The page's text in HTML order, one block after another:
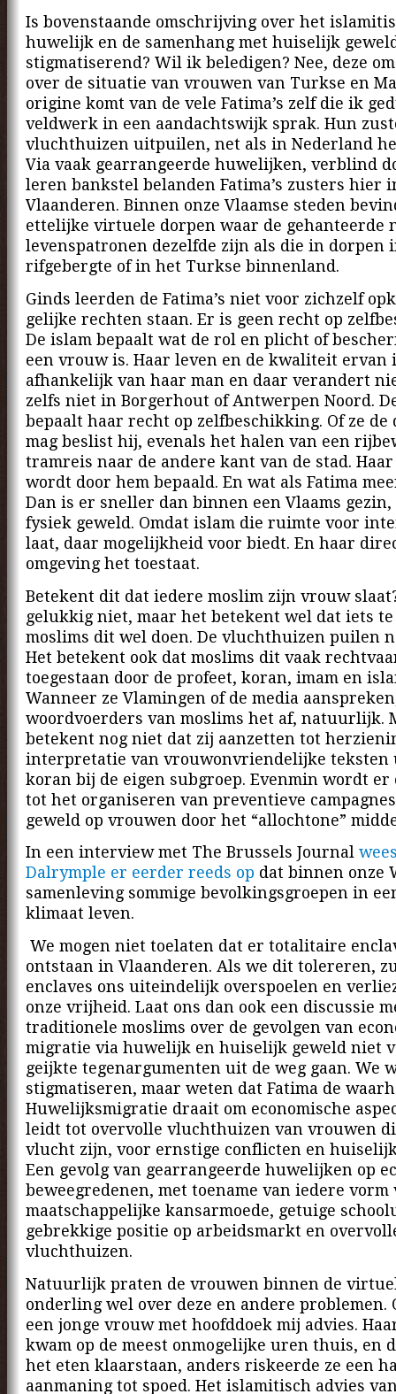
Is bovenstaande omschrijving over het
huwelijk en de samenhang met huiselijk
stigmatiserend? Wil ik beledigen? Nee, deze
over de situatie van vrouwen van Turkse en
origine komt van de vele Fatima’s zelf die ik
veldwerk in een aandachtswijk sprak. Hun
vluchthuizen uitpuilen, net als in Nederland
Via vaak gearrangeerde huwelijken, verblind
leren bankstel belanden Fatima’s zusters hier
Vlaanderen. Binnen onze Vlaamse steden
ettelijke virtuele dorpen waar de gehanteerde
levenspatronen dezelfde zijn als die in dorpen
rifgebergte of in het Turkse binnenland.
Ginds leerden de Fatima’s niet voor zichzelf
gelijke rechten staan. Er is geen recht op
De islam bepaalt wat de rol en plicht of
een vrouw is. Haar leven en de kwaliteit ervan
afhankelijk van haar man en daar verandert
zelfs niet in Borgerhout of Antwerpen Noord.
bepaalt haar recht op zelfbeschikking. Of ze
mag beslist hij, evenals het halen van een
tramreis naar de andere kant van de stad.
wordt door hem bepaald. En wat als Fatima
Dan is er sneller dan binnen een Vlaams gezin,
fysiek geweld. Omdat islam die ruimte voor
laat, daar mogelijkheid voor biedt. En haar
omgeving het toestaat.
Betekent dit dat iedere moslim zijn vrouw
gelukkig niet, maar het betekent wel dat iets te
moslims dit wel doen. De vluchthuizen puilen
Het betekent ook dat moslims dit vaak
toegestaan door de profeet, koran, imam en
Wanneer ze Vlamingen of de media
woordvoerders van moslims het af, natuurlijk.
betekent nog niet dat zij aanzetten tot
interpretatie van vrouwonvriendelijke teksten
koran bij de eigen subgroep. Evenmin wordt er
tot het organiseren van preventieve
geweld op vrouwen door het “allochtone”
In een interview met The Brussels Journal
Dalrymple er eerder reeds op dat binnen onze
samenleving sommige bevolkingsgroepen in
klimaat leven.
We mogen niet toelaten dat er totalitaire
ontstaan in Vlaanderen. Als we dit tolereren,
enclaves ons uiteindelijk overspoelen en
onze vrijheid. Laat ons dan ook een discussie
traditionele moslims over de gevolgen van
migratie via huwelijk en huiselijk geweld niet
geijkte tegenargumenten uit de weg gaan. We
stigmatiseren, maar weten dat Fatima de
Huwelijksmigratie draait om economische
leidt tot overvolle vluchthuizen van vrouwen
vlucht zijn, voor ernstige conflicten en
Een gevolg van gearrangeerde huwelijken op
beweegredenen, met toename van iedere vorm
maatschappelijke kansarmoede, getuige
gebrekkige positie op arbeidsmarkt en
vluchthuizen.
Natuurlijk praten de vrouwen binnen de
onderling wel over deze en andere problemen.
een jonge vrouw met hoofddoek mij advies.
kwam op de meest onmogelijke uren thuis, en
het eten klaarstaan, anders riskeerde ze een
aanmaning tot spoed. Het islamitisch advies